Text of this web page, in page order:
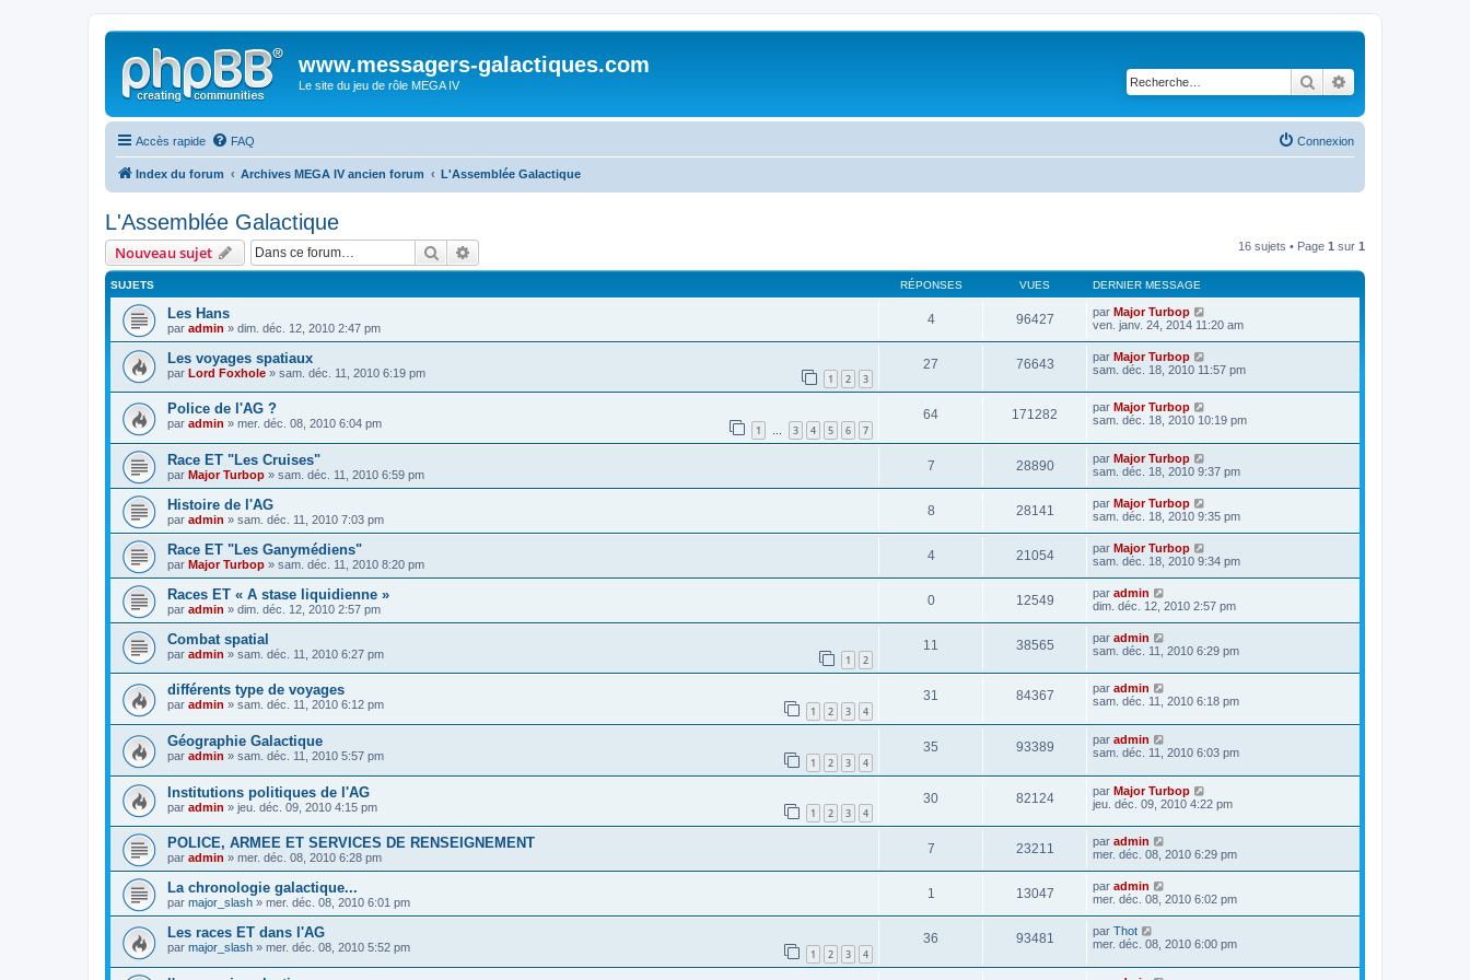
www.messagers-galactiques.com
Le site du jeu de rôle MEGA IV Rechercher
Accès rapide FAQ Connexion
Index du forum Archives MEGA IV ancien forum L'Assemblée Galactique
L'Assemblée Galactique
Nouveau sujet Rechercher 16 sujets • Page 1 sur 1
SUJETS RÉPONSES VUES DERNIER MESSAGE
Les Hans
par admin » dim. déc. 12, 2010 2:47 pm
4 96427 par Major Turbop
ven. janv. 24, 2014 11:20 am
Les voyages spatiaux
par Lord Foxhole » sam. déc. 11, 2010 6:19 pm 1 2 3
27 76643 par Major Turbop
sam. déc. 18, 2010 11:57 pm
Police de l'AG ?
par admin » mer. déc. 08, 2010 6:04 pm 1 … 3 4 5 6 7
64 171282 par Major Turbop
sam. déc. 18, 2010 10:19 pm
Race ET "Les Cruises"
par Major Turbop » sam. déc. 11, 2010 6:59 pm
7 28890 par Major Turbop
sam. déc. 18, 2010 9:37 pm
Histoire de l'AG
par admin » sam. déc. 11, 2010 7:03 pm
8 28141 par Major Turbop
sam. déc. 18, 2010 9:35 pm
Race ET "Les Ganymédiens"
par Major Turbop » sam. déc. 11, 2010 8:20 pm
4 21054 par Major Turbop
sam. déc. 18, 2010 9:34 pm
Races ET « A stase liquidienne »
par admin » dim. déc. 12, 2010 2:57 pm
0 12549 par admin
dim. déc. 12, 2010 2:57 pm
Combat spatial
par admin » sam. déc. 11, 2010 6:27 pm 1 2
11 38565 par admin
sam. déc. 11, 2010 6:29 pm
différents type de voyages
par admin » sam. déc. 11, 2010 6:12 pm 1 2 3 4
31 84367 par admin
sam. déc. 11, 2010 6:18 pm
Géographie Galactique
par admin » sam. déc. 11, 2010 5:57 pm 1 2 3 4
35 93389 par admin
sam. déc. 11, 2010 6:03 pm
Institutions politiques de l'AG
par admin » jeu. déc. 09, 2010 4:15 pm 1 2 3 4
30 82124 par Major Turbop
jeu. déc. 09, 2010 4:22 pm
POLICE, ARMEE ET SERVICES DE RENSEIGNEMENT
par admin » mer. déc. 08, 2010 6:28 pm
7 23211 par admin
mer. déc. 08, 2010 6:29 pm
La chronologie galactique...
par major_slash » mer. déc. 08, 2010 6:01 pm
1 13047 par admin
mer. déc. 08, 2010 6:02 pm
Les races ET dans l'AG
par major_slash » mer. déc. 08, 2010 5:52 pm 1 2 3 4
36 93481 par Thot
mer. déc. 08, 2010 6:00 pm